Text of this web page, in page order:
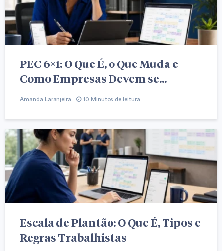
PEC 6×1: O Que É, o Que Muda e
Como Empresas Devem se...
Amanda Laranjeira 10 Minutos de leitura
Escala de Plantão: O Que É, Tipos e
Regras Trabalhistas